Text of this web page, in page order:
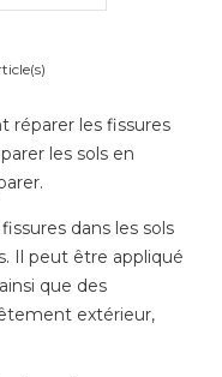
réparer les fissures
les sols en
dans les sols
Il peut être appliqué
que des
extérieur,